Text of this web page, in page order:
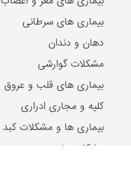
بیماری های سرطانی
دهان و دندان
مشکلات گوارشی
بیماری های قلب و عروق
کلیه و مجاری ادراری
بیماری ها و مشکلات کبد
مشکلات خون